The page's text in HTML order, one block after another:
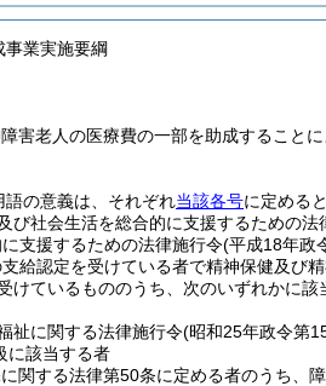
業実施要綱
害老人の医療費の一部を助成すること
語の意義は、それぞれ当該各号に定める
び社会生活を総合的に支援するための法
支援するための法律施行令(平成18年政
給認定を受けている者で精神保健及び
けているもののうち、次のいずれかに該
祉に関する法律施行令(昭和25年政令第
に該当する者
する法律第50条に定める者のうち、